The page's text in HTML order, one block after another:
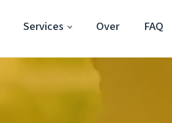
Services Over FAQ